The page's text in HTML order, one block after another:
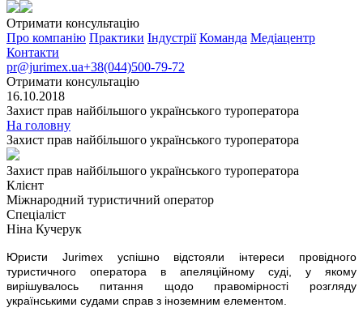
Отримати консультацію
Про компанію Практики Індустрії Команда Медіацентр
Контакти
pr@jurimex.ua+38(044)500-79-72
Отримати консультацію
16.10.2018
Захист прав найбільшого українського туроператора
На головну
Захист прав найбільшого українського туроператора
Захист прав найбільшого українського туроператора
Клієнт
Міжнародний туристичний оператор
Спеціаліст
Ніна Кучерук
Юристи Jurimex успішно відстояли інтереси провідного
туристичного оператора в апеляційному суді, у якому
вирішувалось питання щодо правомірності розгляду
українськими судами справ з іноземним елементом.